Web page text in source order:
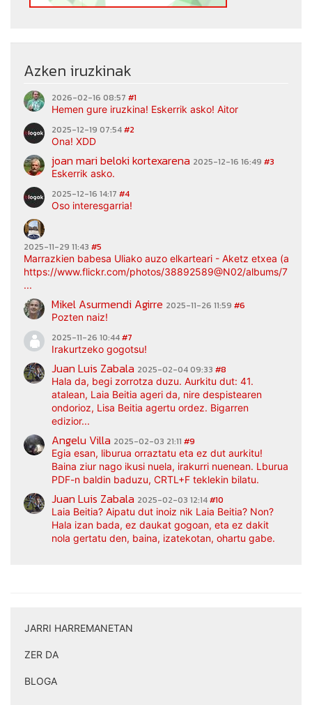
Azken iruzkinak
2026-02-16 08:57 #1
Hemen gure iruzkina! Eskerrik asko! Aitor
2025-12-19 07:54#2
Ona! XDD
joan mari beloki kortexarena 2025-12-16 16:49 #3
Eskerrik asko.
2025-12-16 14:17 #4
Oso interesgarria!
2025-11-29 11:43 #5
Marrazkien babesa Uliako auzo elkarteari - Aketz etxea
https://www.flickr.com/photos/38892589@N02/albums/
...
Mikel Asurmendi Agirre 2025-11-26 11:59 #6
Pozten naiz!
2025-11-26 10:44#7
Irakurtzeko gogotsu!
Juan Luis Zabala 2025-02-04 09:33 #8
Hala da, begi zorrotza duzu. Aurkitu dut: 41.
atalean, Laia Beitia ageri da, nire despistearen
ondorioz, Lisa Beitia agertu ordez. Bigarren
edizior...
Angelu Villa 2025-02-03 21:11 #9
Egia esan, liburua orraztatu eta ez dut aurkitu!
Baina ziur nago ikusi nuela, irakurri nuenean. Lburua
PDF-n baldin baduzu, CRTL+F teklekin bilatu.
Juan Luis Zabala 2025-02-03 12:14#10
Laia Beitia? Aipatu dut inoiz nik Laia Beitia? Non?
Hala izan bada, ez daukat gogoan, eta ez dakit
nola gertatu den, baina, izatekotan, ohartu gabe.
JARRI HARREMANETAN
ZER DA
BLOGA